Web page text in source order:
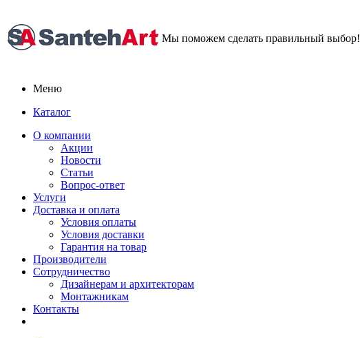
Мы поможем сделать правильный выбор!
Меню
Каталог
О компании
Акции
Новости
Статьи
Вопрос-ответ
Услуги
Доставка и оплата
Условия оплаты
Условия доставки
Гарантия на товар
Производители
Сотрудничество
Дизайнерам и архитекторам
Монтажникам
Контакты